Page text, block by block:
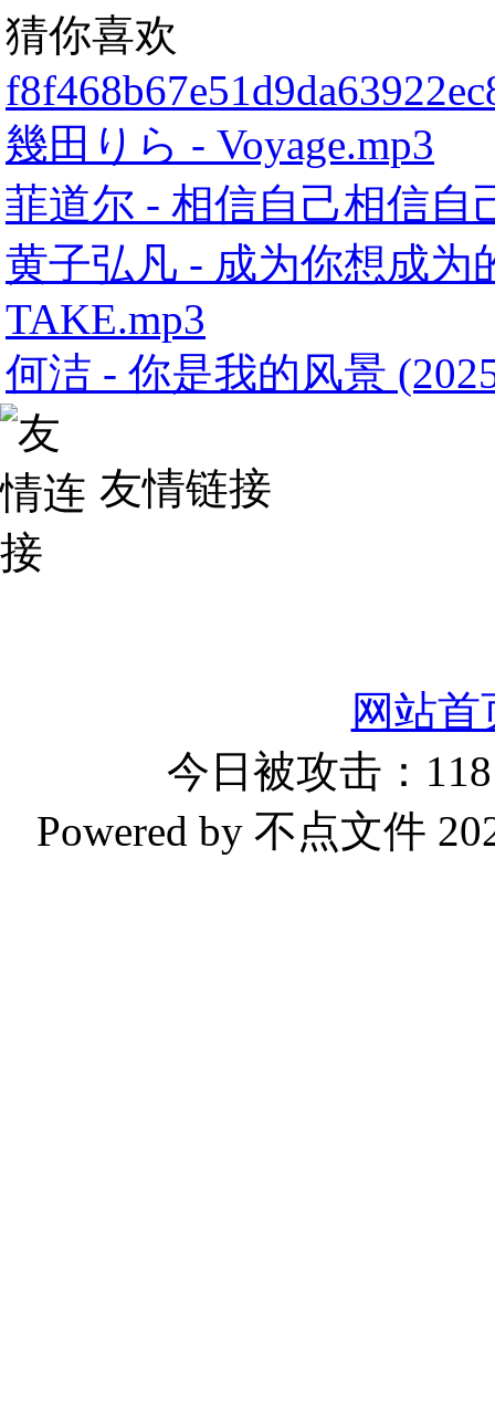
猜你喜欢
幾田りら - Voyage.mp3
菲道尔 - 相信自己相信自
黄子弘凡 - 成为你想成为
TAKE.mp3
何洁 - 你是我的风景
友情链接
网站首
今日被攻击：
Powered by 不点文件